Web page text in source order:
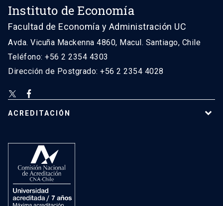
Instituto de Economía
Facultad de Economía y Administración UC
Avda. Vicuña Mackenna 4860, Macul. Santiago, Chile
Teléfono: +56 2 2354 4303
Dirección de Postgrado: +56 2 2354 4028
ACREDITACIÓN